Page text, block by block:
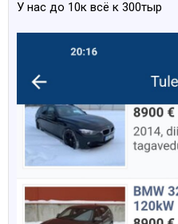
У нас до 10к всё к 300тыр